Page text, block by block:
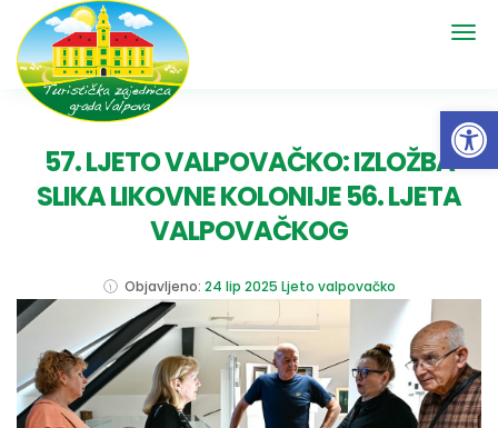
57. LJETO VALPOVAČKO: IZLOŽBA
SLIKA LIKOVNE KOLONIJE 56. LJETA
VALPOVAČKOG
Objavljeno: 24 lip 2025 Ljeto valpovačko